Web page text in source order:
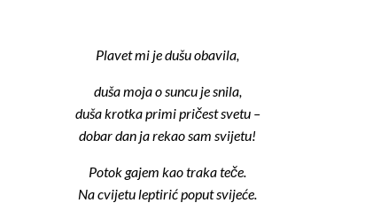
Plavet mi je dušu obavila,
duša moja o suncu je snila,
duša krotka primi pričest svetu –
dobar dan ja rekao sam svijetu!
Potok gajem kao traka teče.
Na cvijetu leptirić poput svijeće.